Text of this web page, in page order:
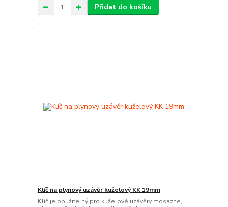
Přidat do košíku
Klíč na plynový uzávěr kuželový KK 19mm
Klíč je použitelný pro kuželové uzávěry mosazné,